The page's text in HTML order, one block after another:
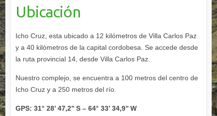
Ubicación
Icho Cruz, esta ubicado a 12 kilómetros de Villa Carlos Paz
y a 40 kilómetros de la capital cordobesa. Se accede desde
la ruta provincial 14, desde Villa Carlos Paz.
Nuestro complejo, se encuentra a 100 metros del centro de
Icho Cruz y a 250 metros del rí­o.
GPS: 31° 28’ 47,2’’ S – 64° 33’ 34,9’’ W